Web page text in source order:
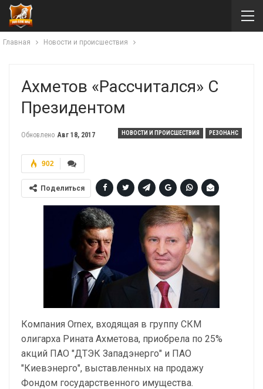
Главная Новости и происшествия
Ахметов «рассчитался» С
Президентом
НОВОСТИ И ПРОИСШЕСТВИЯ РЕЗОНАНС
Обновлено Авг 18, 2017
902
Поделиться
Компания Ornex, входящая в группу СКМ
олигарха Рината Ахметова, приобрела по 25%
акций ПАО "ДТЭК Западэнерго" и ПАО
"Киевэнерго", выставленных на продажу
Фондом государственного имущества.